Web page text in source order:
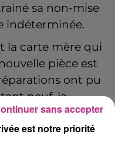
sa non-mise
indéterminée.
la carte mère qui
pièce est
ont pu
neuf, la
l’incident.
de cinq
est notre priorité
sans accepter